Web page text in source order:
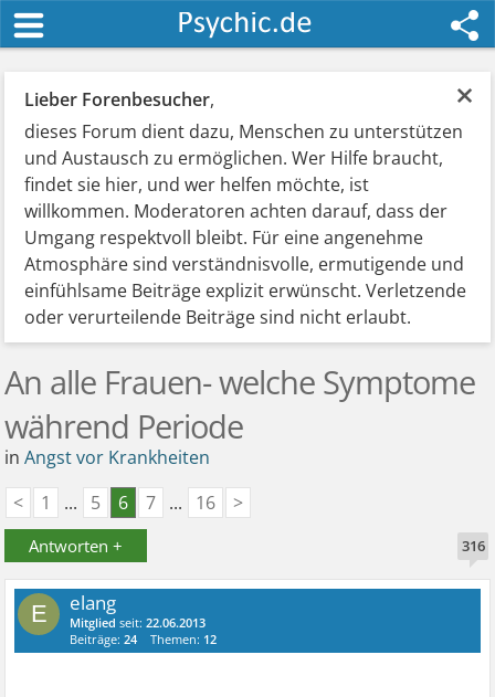
×
Lieber Forenbesucher,
dieses Forum dient dazu, Menschen zu unterstützen
und Austausch zu ermöglichen. Wer Hilfe braucht,
findet sie hier, und wer helfen möchte, ist
willkommen. Moderatoren achten darauf, dass der
Umgang respektvoll bleibt. Für eine angenehme
Atmosphäre sind verständnisvolle, ermutigende und
einfühlsame Beiträge explizit erwünscht. Verletzende
oder verurteilende Beiträge sind nicht erlaubt.
An alle Frauen- welche Symptome
während Periode
inAngst vor Krankheiten
<
1 ... 5 6 7 ... 16 >
Antworten + 316
E elang
Mitglied seit:22.06.2013
Beiträge:24 Themen: 12